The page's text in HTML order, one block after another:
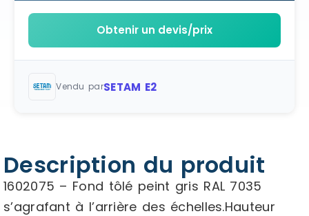
Obtenir un devis/prix
Vendu parSETAM E2
Description du produit
1602075 – Fond tôlé peint gris RAL 7035
s’agrafant à l’arrière des échelles.Hauteur